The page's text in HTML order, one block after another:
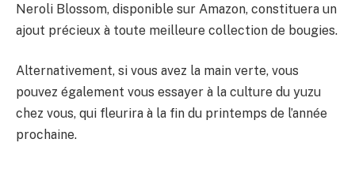
Neroli Blossom, disponible sur Amazon, constituera un
ajout précieux à toute meilleure collection de bougies.
Alternativement, si vous avez la main verte, vous
pouvez également vous essayer à la culture du yuzu
chez vous, qui fleurira à la fin du printemps de l’année
prochaine.